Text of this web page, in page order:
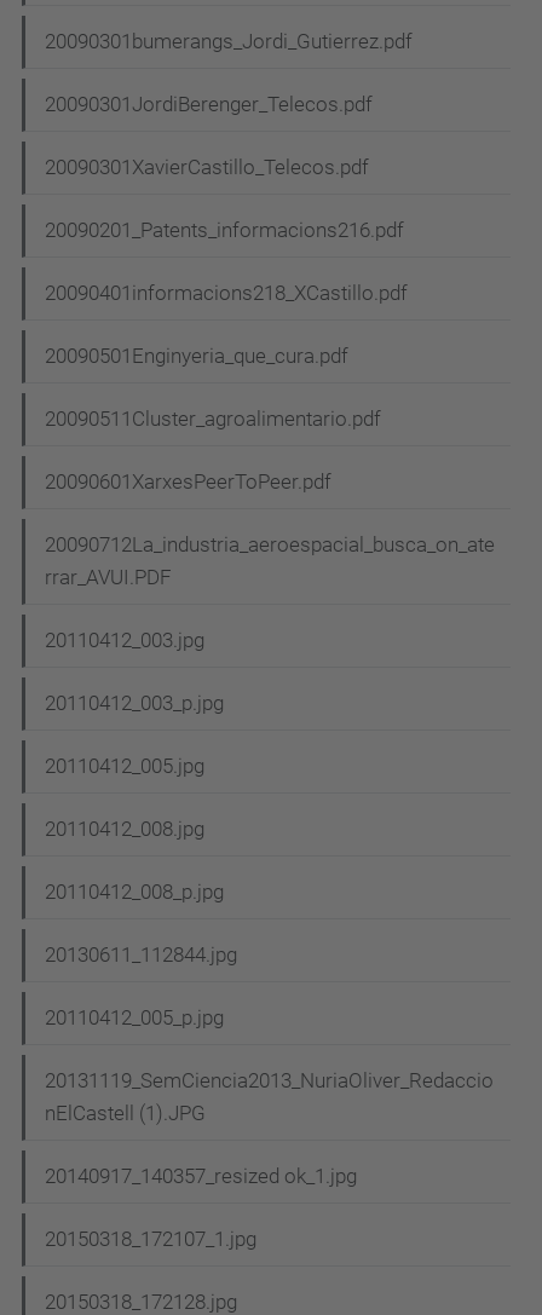
20090301bumerangs_Jordi_Gutierrez.pdf
20090301JordiBerenger_Telecos.pdf
20090301XavierCastillo_Telecos.pdf
20090201_Patents_informacions216.pdf
20090401informacions218_XCastillo.pdf
20090501Enginyeria_que_cura.pdf
20090511Cluster_agroalimentario.pdf
20090601XarxesPeerToPeer.pdf
20090712La_industria_aeroespacial_busca_on_ate
rrar_AVUI.PDF
20110412_003.jpg
20110412_003_p.jpg
20110412_005.jpg
20110412_008.jpg
20110412_008_p.jpg
20130611_112844.jpg
20110412_005_p.jpg
20131119_SemCiencia2013_NuriaOliver_Redaccio
nElCastell (1).JPG
20140917_140357_resized ok_1.jpg
20150318_172107_1.jpg
20150318_172128.jpg